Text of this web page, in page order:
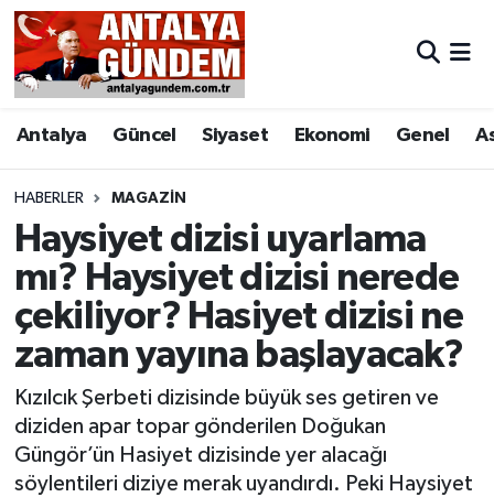
Antalya Güncel Siyaset Ekonomi Genel
HABERLER MAGAZIN
Haysiyet dizisi uyarlama
mı? Haysiyet dizisi nerede
çekiliyor? Hasiyet dizisi ne
zaman yayına başlayacak?
Kızılcık Şerbeti dizisinde büyük ses getiren ve
diziden apar topar gönderilen Doğukan
Güngör’ün Hasiyet dizisinde yer alacağı
söylentileri diziye merak uyandırdı. Peki Haysiyet
Antalya
Asayiş
Bilim & Teknoloji
Bölge
EĞİTİM
Ekonomi
Genel
Görüntülü Haber
Antalya Nöbetçi Eczaneler
Antalya Hava Durumu
Antalya Namaz Vakitleri
Antalya Trafik Yoğunluk Haritası
Süper Lig Puan Durumu ve Fikstür
Tüm Manşetler
Son Dakika Haberleri
Haber Arşivi